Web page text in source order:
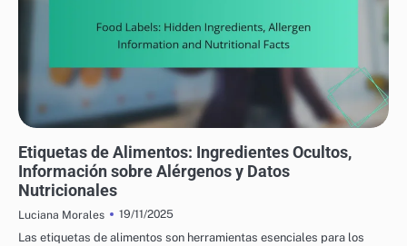
DIETÉTICAS
Etiquetas de Alimentos: Ingredientes Ocultos,
Información sobre Alérgenos y Datos
Nutricionales
Luciana Morales
19/11/2025
Las etiquetas de alimentos son herramientas esenciales para los